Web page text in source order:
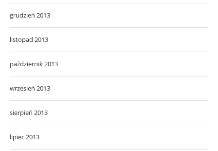
grudzień 2013
listopad 2013
październik 2013
wrzesień 2013
sierpień 2013
lipiec 2013